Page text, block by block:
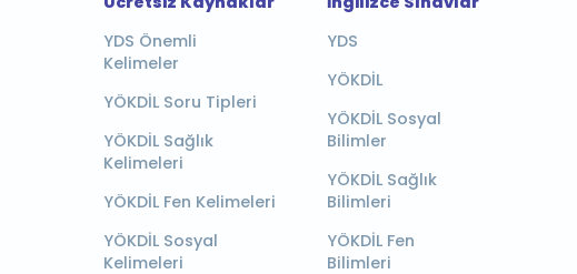
YDS Önemli
Kelimeler
YÖKDİL Soru Tipleri
YÖKDİL Sağlık
Kelimeleri
YÖKDİL Fen Kelimeleri
YÖKDİL Sosyal
Kelimeleri
YDS
YÖKDİL
YÖKDİL Sosyal
Bilimler
YÖKDİL Sağlık
Bilimleri
YÖKDİL Fen
Bilimleri